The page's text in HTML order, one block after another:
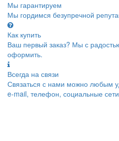
Мы гарантируем
Мы гордимся безупречной
Как купить
Ваш первый заказ? Мы с
оформить.
Всегда на связи
Связаться с нами можно любым
e-mail, телефон, социальные